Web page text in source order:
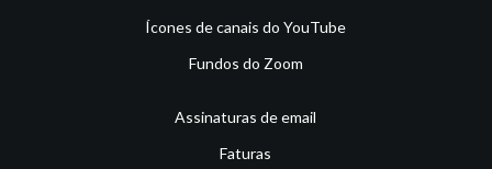
Ícones de canais do YouTube
Fundos do Zoom
Assinaturas de email
Faturas